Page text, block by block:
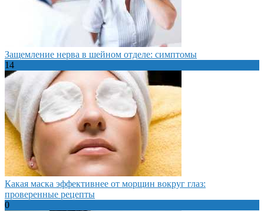
Защемление нерва в шейном отделе: симптомы
14
Какая маска эффективнее от морщин вокруг глаз:
проверенные рецепты
0